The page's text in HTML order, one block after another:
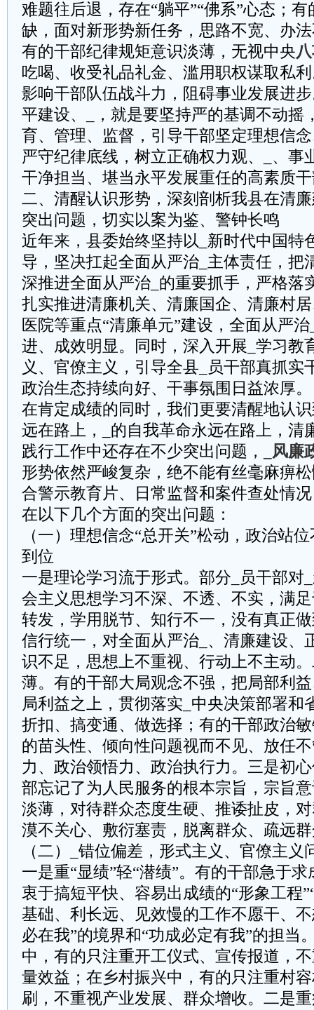
难题往后退，存在“躺平”“佛系”心态；
缺，面对新形势新任务，思路不宽、办
有的干部纪律规矩意识淡薄，无视中央
吃喝、收受礼品礼金、滥用职权谋取私
影响干部队伍战斗力，阻碍事业发展进
平建设、_，就是要坚持严的基调不动摇
育、管理、监督，引导干部坚定理想信
严守纪律底线，树立正确权力观、_、事
干净担当、堪当永平发展重任的高素质
二、清醒认识形势，深刻剖析我县在清
突出问题，切实以案为鉴、警钟长鸣
近年来，县委始终坚持以_新时代中国特
导，坚决扛起全面从严治_主体责任，把
深推进全面从严治_的重要抓手，严格落
扎实推进清廉机关、清廉国企、清廉村
医院等重点“清廉单元”建设，全面从严
进、成效明显。同时，深入开展_学习教
义、官僚主义，引导全县_员干部真抓实
政治生态持续向好、干事氛围日益浓厚。
在肯定成绩的同时，我们更要清醒地认
远在路上，_的自我革命永远在路上，清
践行工作中还存在不少突出问题，
_风廉
形势依然严峻复杂，绝不能有丝毫麻痹
合警示教育片、日常监督和案件查处情
在以下几个方面的突出问题：
（一）理想信念“总开关”松动，政治站
到位
一是理论学习流于形式。部分_员干部对
会主义思想学习不深、不透、不实，满
转发，学用脱节、知行不一，没有真正
信行统一，对全面从严治_、清廉建设、
识不足，思想上不重视、行动上不主动
薄。有的干部大局观念不强，把局部利
局利益之上，贯彻落实_中央决策部署和
折扣、搞变通、做选择；有的干部政治
的苗头性、倾向性问题视而不见、放任
力、政治领悟力、政治执行力。三是初
部忘记了为人民服务的根本宗旨，宗旨
淡薄，对待群众态度生硬、推诿扯皮，
漠不关心、敷衍塞责，脱离群众、疏远
（二）_错位偏差，形式主义、官僚主义
一是重“显绩”轻“潜绩”。有的干部急于
衷于搞短平快、容易出成绩的“形象工程
基础、利长远、见效慢的工作不愿干、
必在我”的境界和“功成必定有我”的担当
中，有的只注重开工仪式、宣传报道，
量效益；在乡村振兴中，有的只注重村
刷，不重视产业发展、群众增收。二是